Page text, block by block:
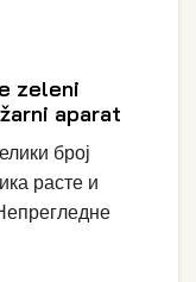
zeleni
aparat
број
расте и